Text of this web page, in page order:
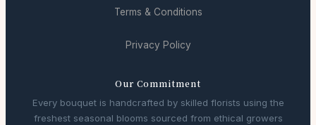
Terms & Conditions
Privacy Policy
Our Commitment
Every bouquet is handcrafted by skilled florists using the
freshest seasonal blooms sourced from ethical growers